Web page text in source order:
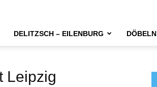
DELITZSCH – EILENBURG DÖBELN
Leipzig